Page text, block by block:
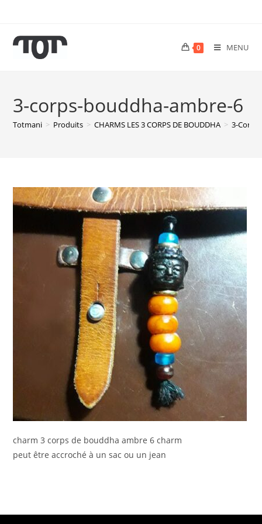
0 MENU
3-corps-bouddha-ambre-6
Totmani > Produits > CHARMS LES 3 CORPS DE BOUDDHA > 3-
charm 3 corps de bouddha ambre 6 charm
peut être accroché à un sac ou un jean